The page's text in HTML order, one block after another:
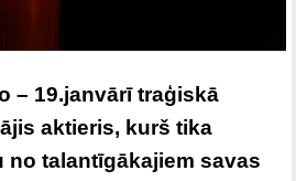
– 19.janvārī traģiskā
aktieris, kurš tika
no talantīgākajiem savas